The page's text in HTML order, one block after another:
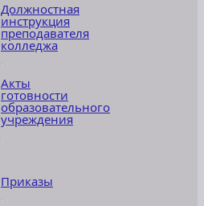
Должностная
инструкция
преподавателя
колледжа
Акты
готовности
образовательного
учреждения
Приказы